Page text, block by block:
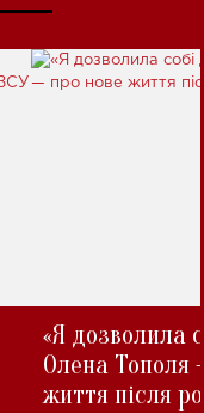
«Я дозволила
Олена Тополя
життя після